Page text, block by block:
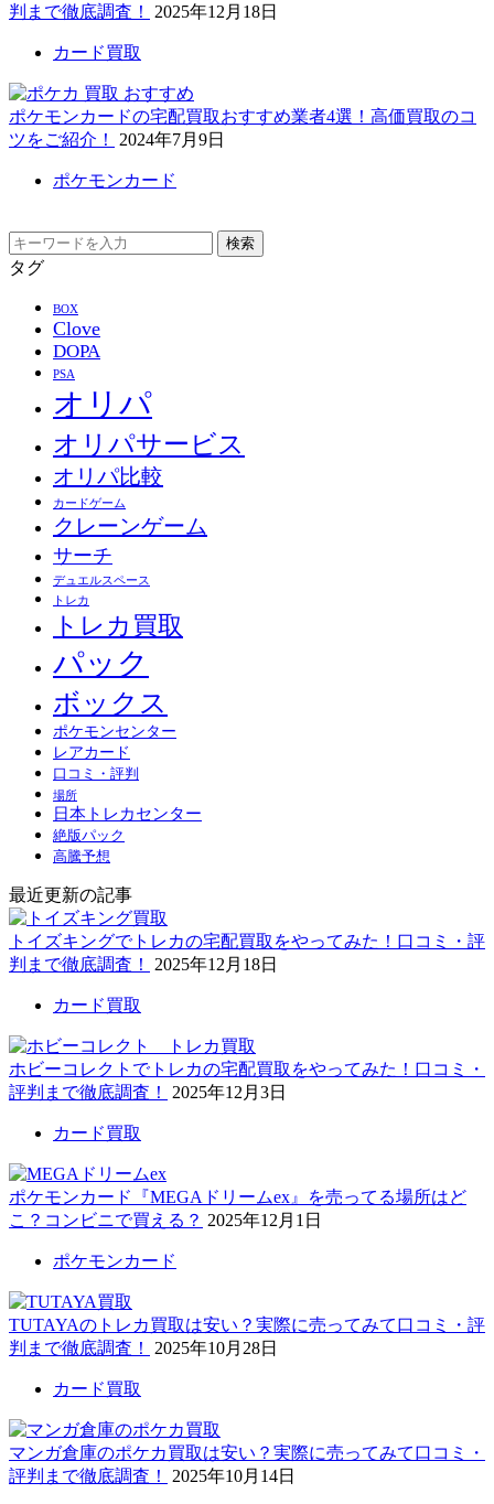
判まで徹底調査！
2025年12月18日
カード買取
ポケモンカードの宅配買取おすすめ業者4選！高価買取のコ
ツをご紹介！
2024年7月9日
ポケモンカード
検索
タグ
BOX
Clove
DOPA
PSA
オリパ
オリパサービス
オリパ比較
カードゲーム
クレーンゲーム
サーチ
デュエルスペース
トレカ
トレカ買取
パック
ボックス
ポケモンセンター
レアカード
口コミ・評判
場所
日本トレカセンター
絶版パック
高騰予想
最近更新の記事
トイズキングでトレカの宅配買取をやってみた！口コミ・評
判まで徹底調査！
2025年12月18日
カード買取
ホビーコレクトでトレカの宅配買取をやってみた！口コミ・
評判まで徹底調査！
2025年12月3日
カード買取
ポケモンカード『MEGAドリームex』を売ってる場所はど
こ？コンビニで買える？ 2025年12月1日
ポケモンカード
TUTAYAのトレカ買取は安い？実際に売ってみて口コミ・評
判まで徹底調査！
2025年10月28日
カード買取
マンガ倉庫のポケカ買取は安い？実際に売ってみて口コミ・
評判まで徹底調査！
2025年10月14日